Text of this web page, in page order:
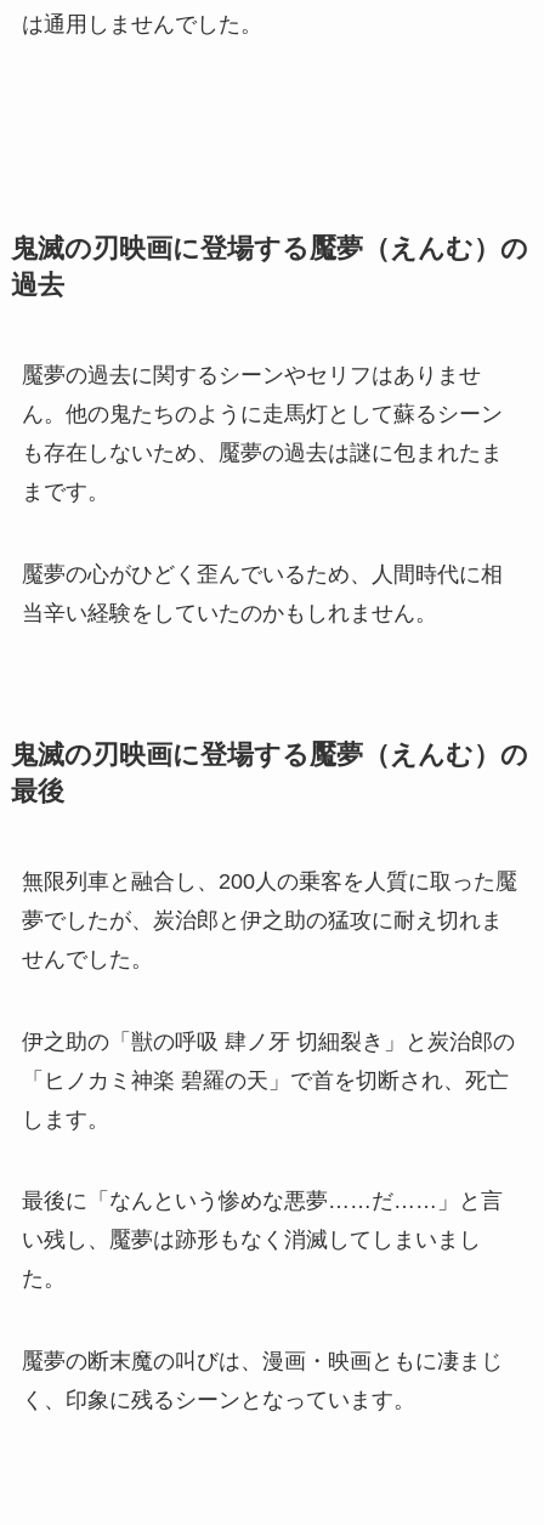
は通用しませんでした。
鬼滅の刃映画に登場する魘夢（えんむ）の
過去
魘夢の過去に関するシーンやセリフはありませ
ん。他の鬼たちのように走馬灯として蘇るシーン
も存在しないため、魘夢の過去は謎に包まれたま
まです。
魘夢の心がひどく歪んでいるため、人間時代に相
当辛い経験をしていたのかもしれません。
鬼滅の刃映画に登場する魘夢（えんむ）の
最後
無限列車と融合し、200人の乗客を人質に取った魘
夢でしたが、炭治郎と伊之助の猛攻に耐え切れま
せんでした。
伊之助の「獣の呼吸 肆ノ牙 切細裂き」と炭治郎の
「ヒノカミ神楽 碧羅の天」で首を切断され、死亡
します。
最後に「なんという惨めな悪夢……だ……」と言
い残し、魘夢は跡形もなく消滅してしまいまし
た。
魘夢の断末魔の叫びは、漫画・映画ともに凄まじ
く、印象に残るシーンとなっています。